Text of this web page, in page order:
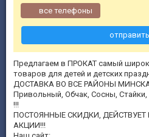
Предлагаем в ПРОКАТ самый
товаров для детей и детских
ДОСТАВКА ВО ВСЕ РАЙОНЫ
Привольный, Обчак, Сосны,
!!!
ПОСТОЯННЫЕ СКИДКИ,
АКЦИИ!!!
все телефоны